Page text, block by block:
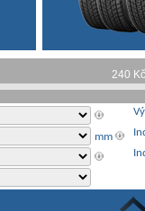
mm